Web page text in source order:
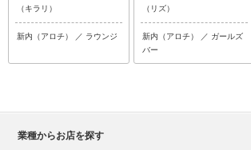
（キラリ）
新内（アロチ） ／ ラウンジ
（リズ）
新内（アロチ） ／ ガールズ
バー
業種からお店を探す